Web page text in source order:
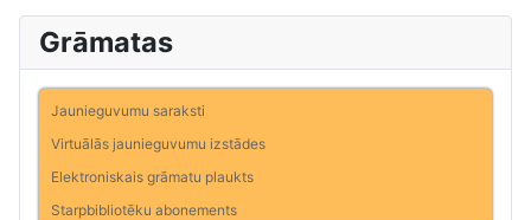
Grāmatas
Jaunieguvumu saraksti
Virtuālās jaunieguvumu izstādes
Elektroniskais grāmatu plaukts
Starpbibliotēku abonements